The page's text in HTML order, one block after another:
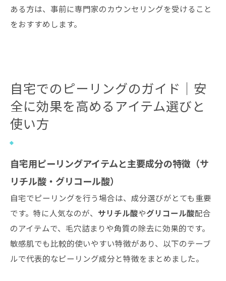
ある方は、事前に専門家のカウンセリングを受けること
をおすすめします。
自宅でのピーリングのガイド｜安
全に効果を高めるアイテム選びと
使い方
自宅用ピーリングアイテムと主要成分の特徴（サ
リチル酸・グリコール酸）
自宅でピーリングを行う場合は、成分選びがとても重要
です。特に人気なのが、 サリチル酸やグリコール酸配合
のアイテムで、毛穴詰まりや角質の除去に効果的です。
敏感肌でも比較的使いやすい特徴があり、以下のテーブ
ルで代表的なピーリング成分と特徴をまとめました。